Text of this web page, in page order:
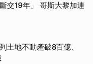
交19年」 哥斯大黎加連
土地不動產破8百億、